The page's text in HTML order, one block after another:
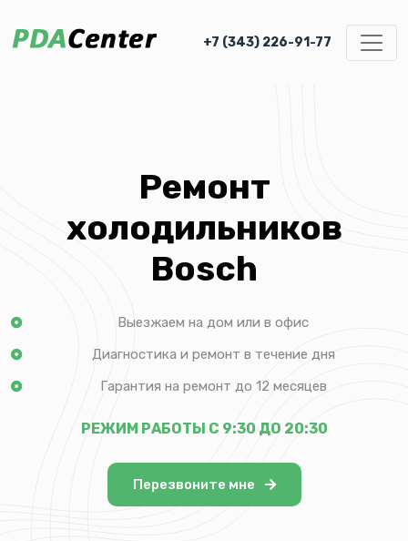
+7 (343) 226-91-77
Ремонт
холодильников
Bosch
Выезжаем на дом или в офис
Диагностика и ремонт в течение дня
Гарантия на ремонт до 12 месяцев
РЕЖИМ РАБОТЫ С 9:30 ДО 20:30
Перезвоните мне